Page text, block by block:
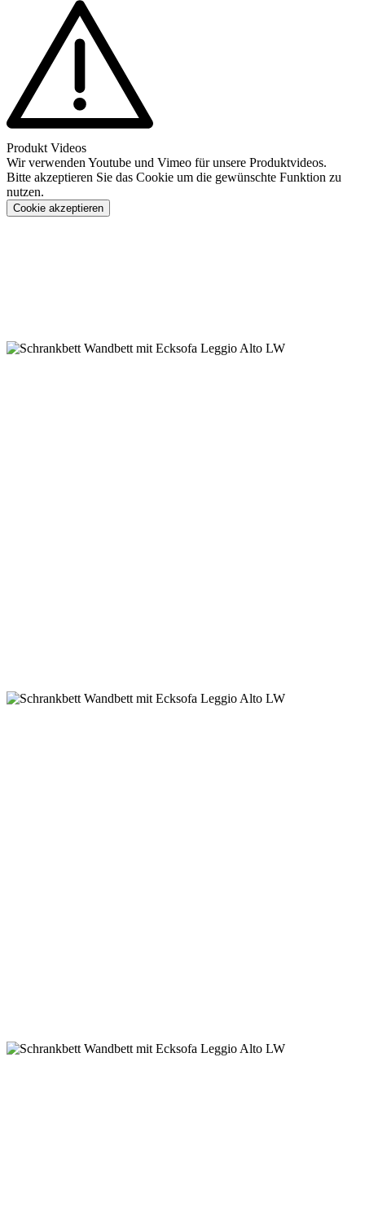
Produkt Videos
Wir verwenden Youtube und Vimeo für unsere Produktvideos.
Bitte akzeptieren Sie das Cookie um die gewünschte Funktion zu
nutzen.
Cookie akzeptieren